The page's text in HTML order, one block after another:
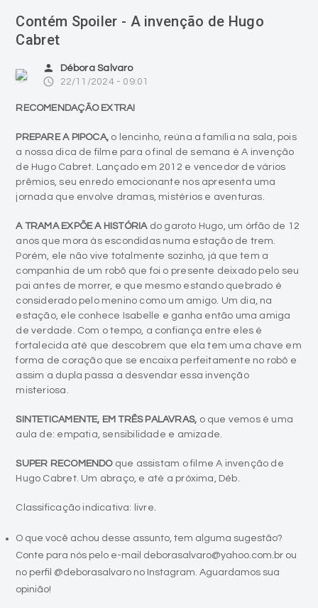
Contém Spoiler - A invenção de Hugo
Cabret
person Débora Salvaro
access_time 22/11/2024 - 09:01
RECOMENDAÇÃO EXTRA!
PREPARE A PIPOCA,o lencinho, reúna a família na sala, pois
a nossa dica de filme para o final de semana é A invenção
de Hugo Cabret. Lançado em 2012 e vencedor de vários
prêmios, seu enredo emocionante nos apresenta uma
jornada que envolve dramas, mistérios e aventuras.
A TRAMA EXPÕE A HISTÓRIAdo garoto Hugo, um órfão de 12
anos que mora às escondidas numa estação de trem.
Porém, ele não vive totalmente sozinho, já que tem a
companhia de um robô que foi o presente deixado pelo seu
pai antes de morrer, e que mesmo estando quebrado é
considerado pelo menino como um amigo. Um dia, na
estação, ele conhece Isabelle e ganha então uma amiga
de verdade. Com o tempo, a confiança entre eles é
fortalecida até que descobrem que ela tem uma chave em
forma de coração que se encaixa perfeitamente no robô e
assim a dupla passa a desvendar essa invenção
misteriosa.
SINTETICAMENTE, EM TRÊS PALAVRAS, o que vemos é uma
aula de: empatia, sensibilidade e amizade.
SUPER RECOMENDOque assistam o filme A invenção de
Hugo Cabret. Um abraço, e até a próxima, Déb.
Classificação indicativa: livre.
O que você achou desse assunto, tem alguma sugestão?
Conte para nós pelo e-mail deborasalvaro@yahoo.com.br ou
no perfil @deborasalvaro no Instagram. Aguardamos sua
opinião!